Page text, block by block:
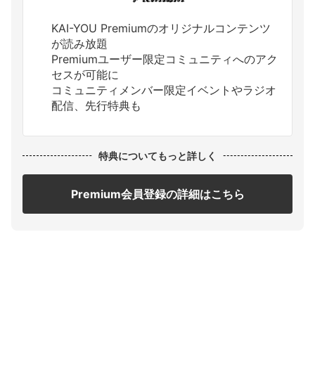
KAI-YOU Premiumのオリジナルコンテンツ
が読み放題
Premiumユーザー限定コミュニティへのアク
セスが可能に
コミュニティメンバー限定イベントやラジオ
配信、先行特典も
特典についてもっと詳しく
Premium会員登録の詳細はこちら